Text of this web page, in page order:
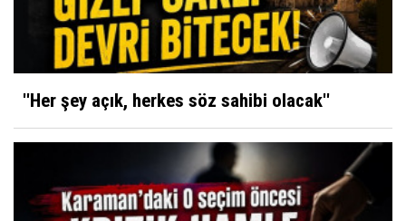
''Her şey açık, herkes söz sahibi olacak''